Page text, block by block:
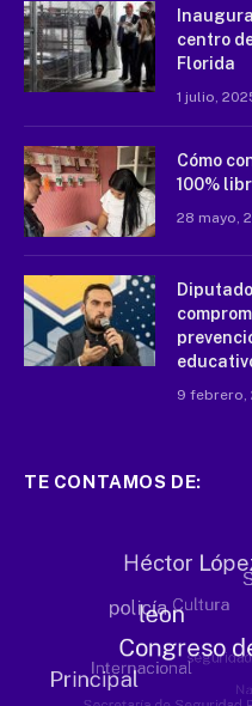
centro
Florida
1 julio,
Cómo
100%
28 mayo,
9 febrero,
TE CONTAMOS DE: